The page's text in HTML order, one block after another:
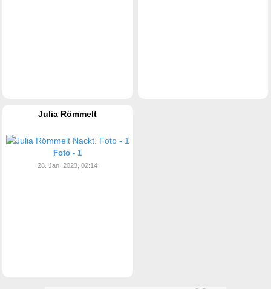
Julia Römmelt
Foto - 1
28. Jan. 2023, 02:14